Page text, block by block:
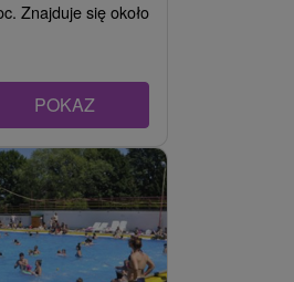
Znajduje się około
POKAZ